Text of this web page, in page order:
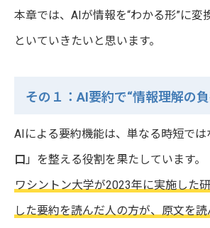
本章では、AIが情報を“わかる形”に変
といていきたいと思います。
その１：AI要約で“情報理解の
AIによる要約機能は、単なる時短では
口 」を整える役割を果たしています。
ワシントン大学が2023年に実施した
した要約を読んだ人の方が、原文を